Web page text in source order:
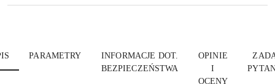
PARAMETRY
INFORMACJE DOT.
BEZPIECZEŃSTWA
OPINIE
I
OCENY